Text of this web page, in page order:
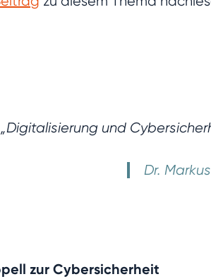
„Digitalisierung und
Dr.
zur Cybersicherheit